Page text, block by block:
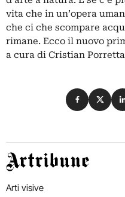
vita che in un’opera
che ci che scompare
rimane. Ecco il nuovo
a cura di Cristian
Condividi su
Artribune
Arti visive